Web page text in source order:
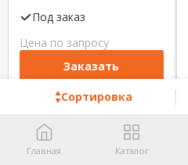
Сортировка
Под заказ
Цена по запросу
Заказать
Главная Каталог